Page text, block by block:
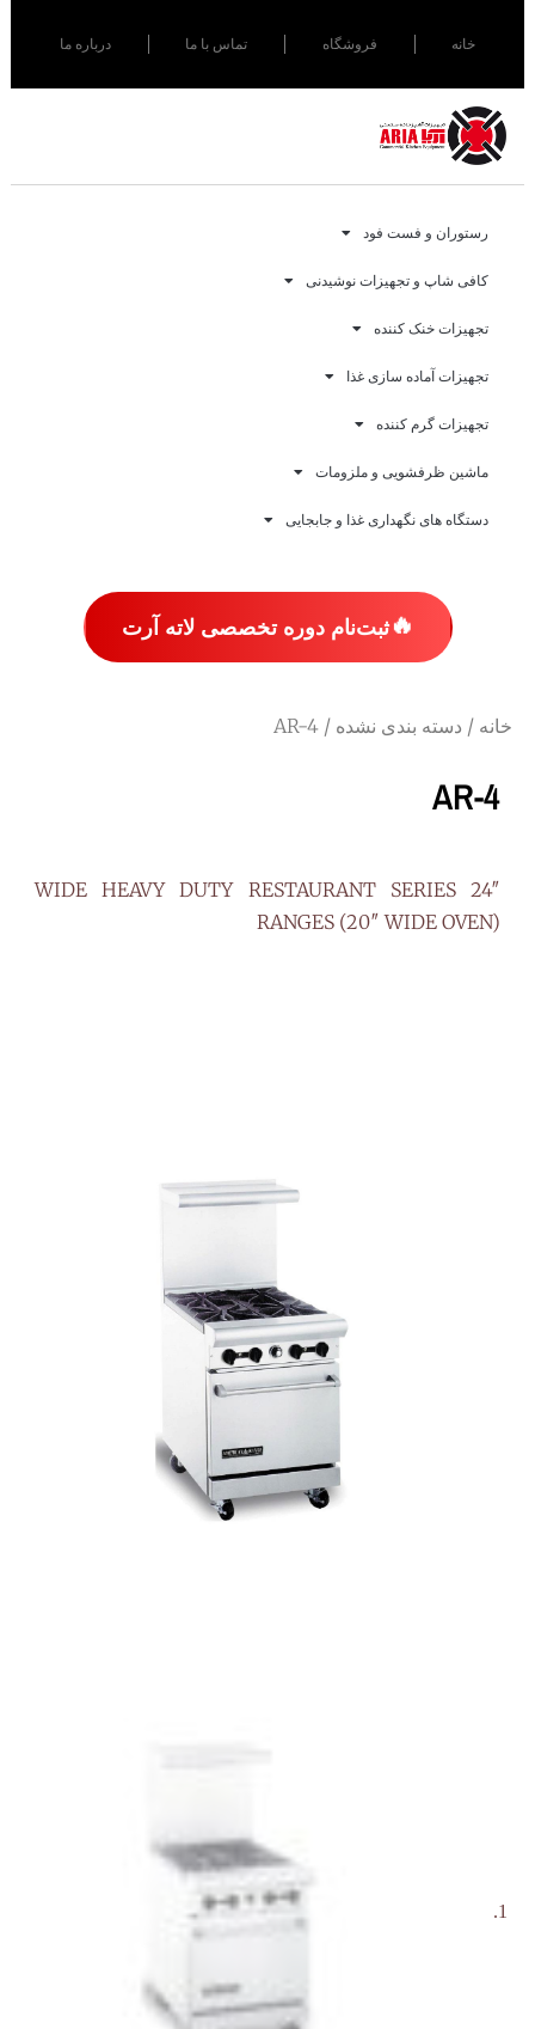
خانه فروشگاه تماس با ما درباره ما
رستوران و فست فود
کافی شاپ و تجهیزات نوشیدنی
تجهیزات خنک کننده
تجهیزات آماده سازی غذا
تجهیزات گرم کننده
ماشین ظرفشویی و ملزومات
دستگاه های نگهداری غذا و جابجایی
🔥ثبت‌نام دوره تخصصی لاته آرت
خانه / دسته بندی نشده / AR-4
AR-4
24″ WIDE HEAVY DUTY RESTAURANT SERIES
RANGES (20″ WIDE OVEN)